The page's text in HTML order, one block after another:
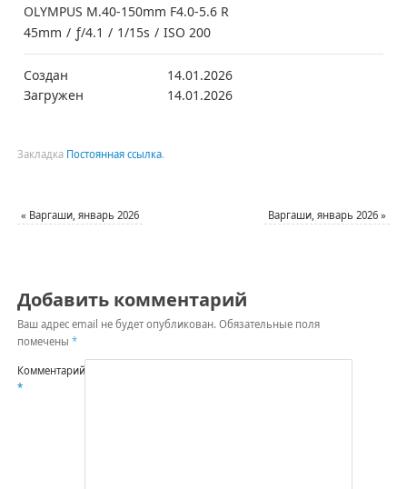
OLYMPUS M.40-150mm F4.0-5.6 R
45mm / ƒ/4.1 / 1/15s / ISO 200
Создан
14.01.2026
Загружен
14.01.2026
Закладка Постоянная ссылка.
« Варгаши, январь 2026 Варгаши, январь 2026»
Добавить комментарий
Ваш адрес email не будет опубликован. Обязательные поля
помечены *
Комментарий
*